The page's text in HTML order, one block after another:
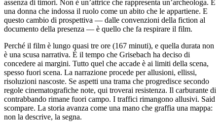
assenza di timori. Non è un’attrice che rappresenta un’archeologa. È
una donna che indossa il ruolo come un abito che le appartiene. E
questo cambio di prospettiva — dalle convenzioni della fiction al
documento della presenza — è quello che fa respirare il film.
Perché il film è lungo quasi tre ore (167 minuti), e quella durata non
è una scusa narrativa. È il tempo che Grisebach ha deciso di
concedere ai margini. Tutto quel che accade è ai limiti della scena,
spesso fuori scena. La narrazione procede per allusioni, ellissi,
risoluzioni nascoste. Se aspetti una trama che progredisce secondo
regole cinematografiche note, qui troverai resistenza. Il carburante di
contrabbando rimane fuori campo. I traffici rimangono allusivi. Said
scompare. La storia avanza come una mano che graffia una mappa:
non la descrive, la segna.